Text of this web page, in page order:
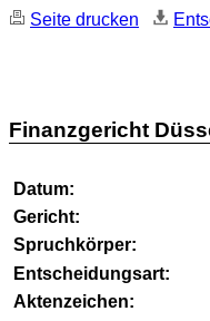
Seite drucken
Finanzgericht
Datum:
Gericht:
Spruchkörper:
Entscheidungsart:
Aktenzeichen: